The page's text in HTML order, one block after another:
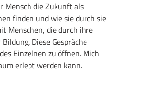
Mensch die Zukunft als
finden und wie sie durch sie
Menschen, die durch ihre
Diese Gespräche
Einzelnen zu öffnen. Mich
erlebt werden kann.